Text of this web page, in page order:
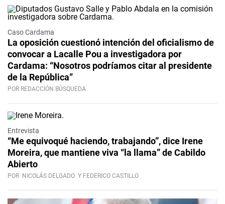
Caso Cardama
La oposición cuestionó intención del oficialismo de
convocar a Lacalle Pou a investigadora por
Cardama: “Nosotros podríamos citar al presidente
de la República”
POR REDACCIÓN BÚSQUEDA
Video
Entrevista
“Me equivoqué haciendo, trabajando”, dice Irene
Moreira, que mantiene viva “la llama” de Cabildo
Abierto
POR NICOLÁS DELGADO Y FEDERICO CASTILLO